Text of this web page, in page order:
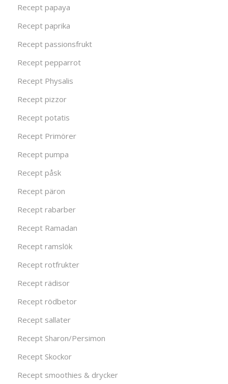
Recept papaya
Recept paprika
Recept passionsfrukt
Recept pepparrot
Recept Physalis
Recept pizzor
Recept potatis
Recept Primörer
Recept pumpa
Recept påsk
Recept päron
Recept rabarber
Recept Ramadan
Recept ramslök
Recept rotfrukter
Recept rädisor
Recept rödbetor
Recept sallater
Recept Sharon/Persimon
Recept Skockor
Recept smoothies & drycker